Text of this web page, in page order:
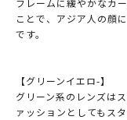
フレームに緩やかなカ
ことで、アジア人の顔
です。
【グリーンイエロ-】
グリーン系のレンズは
ァッションとしてもス